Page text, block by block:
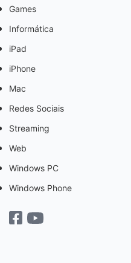
Games
Informática
iPad
iPhone
Mac
Redes Sociais
Streaming
Web
Windows PC
Windows Phone